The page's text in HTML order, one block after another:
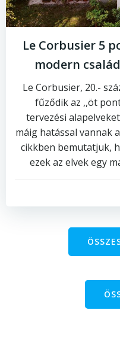
Le Corbusier 5
modern
Le Corbusier, 20.-
fűződik az ,,öt
tervezési
máig hatással vannak
cikkben bemutatjuk,
ezek az elvek egy